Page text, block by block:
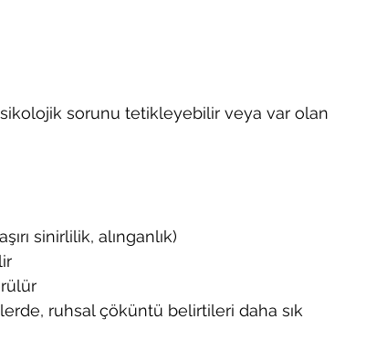
sorunu tetikleyebilir veya var olan
sinirlilik, alınganlık)
ruhsal çöküntü belirtileri daha sık